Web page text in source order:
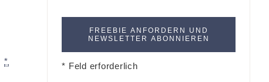
* * Feld erforderlich